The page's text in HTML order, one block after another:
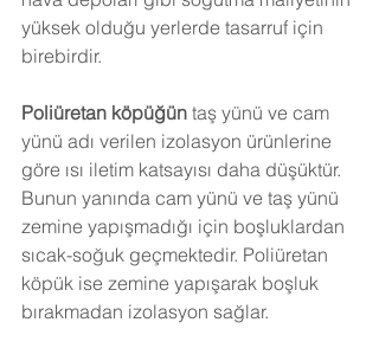
yüksek olduğu yerlerde tasarruf için
birebirdir.
Poliüretan köpüğün taş yünü ve cam
yünü adı verilen izolasyon ürünlerine
göre ısı iletim katsayısı daha düşüktür.
Bunun yanında cam yünü ve taş yünü
zemine yapışmadığı için boşluklardan
sıcak-soğuk geçmektedir. Poliüretan
köpük ise zemine yapışarak boşluk
bırakmadan izolasyon sağlar.